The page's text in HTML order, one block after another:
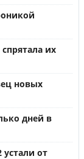
их
новых
дней в
от